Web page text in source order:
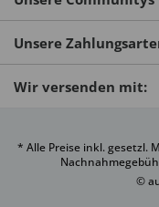
Unsere
Wir versenden mit:
* Alle Preise inkl. gesetzl.
©